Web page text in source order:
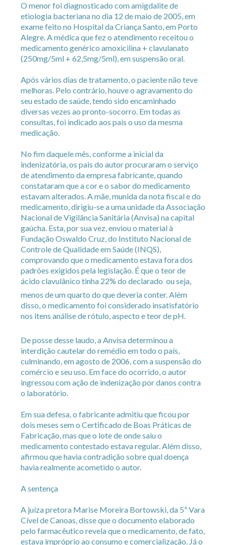
O menor foi diagnosticado com amigdalite de
etiologia bacteriana no dia 12 de maio de 2005, em
exame feito no Hospital da Criança Santo, em Porto
Alegre. A médica que fez o atendimento receitou o
medicamento genérico amoxicilina + clavulanato
(250mg/5ml + 62,5mg/5ml), em suspensão oral.
Após vários dias de tratamento, o paciente não teve
melhoras. Pelo contrário, houve o agravamento do
seu estado de saúde, tendo sido encaminhado
diversas vezes ao pronto-socorro. Em todas as
consultas, foi indicado aos pais o uso da mesma
medicação.
No fim daquele mês, conforme a inicial da
indenizatória, os pais do autor procuraram o serviço
de atendimento da empresa fabricante, quando
constataram que a cor e o sabor do medicamento
estavam alterados. A mãe, munida da nota fiscal e do
medicamento, dirigiu-se a uma unidade da Associação
Nacional de Vigilância Sanitária (Anvisa) na capital
gaúcha. Esta, por sua vez, enviou o material à
Fundação Oswaldo Cruz, do Instituto Nacional de
Controle de Qualidade em Saúde (INQS),
comprovando que o medicamento estava fora dos
padrões exigidos pela legislação. É que o teor de
ácido clavulânico tinha 22% do declarado  ou seja,
menos de um quarto do que deveria conter. Além
disso, o medicamento foi considerado insatisfatório
nos itens análise de rótulo, aspecto e teor de pH.
De posse desse laudo, a Anvisa determinou a
interdição cautelar do remédio em todo o país,
culminando, em agosto de 2006, com a suspensão do
comércio e seu uso. Em face do ocorrido, o autor
ingressou com ação de indenização por danos contra
o laboratório.
Em sua defesa, o fabricante admitiu que ficou por
dois meses sem o Certificado de Boas Práticas de
Fabricação, mas que o lote de onde saiu o
medicamento contestado estava regular. Além disso,
afirmou que havia contradição sobre qual doença
havia realmente acometido o autor.
A sentença
A juíza pretora Marise Moreira Bortowski, da 5ª Vara
Cível de Canoas, disse que o documento elaborado
pelo farmacêutico revela que o medicamento, de fato,
estava impróprio ao consumo e comercialização. Já o